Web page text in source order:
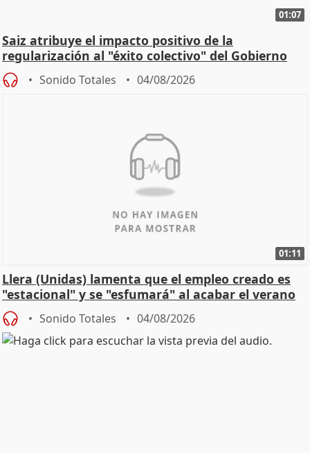
01:07
Saiz atribuye el impacto positivo de la
regularización al "éxito colectivo" del Gobierno
Sonido Totales 04/08/2026
01:11
Llera (Unidas) lamenta que el empleo creado es
"estacional" y se "esfumará" al acabar el verano
Sonido Totales 04/08/2026